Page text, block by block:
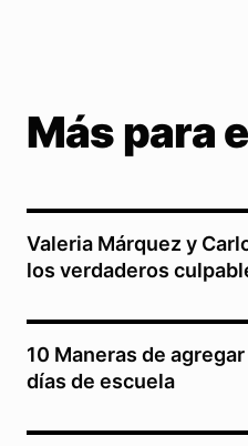
Más para
Valeria Márquez y
los verdaderos
10 Maneras de
días de escuela